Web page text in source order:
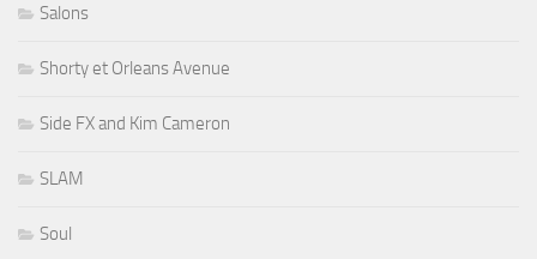
Salons
Shorty et Orleans Avenue
Side FX and Kim Cameron
SLAM
Soul